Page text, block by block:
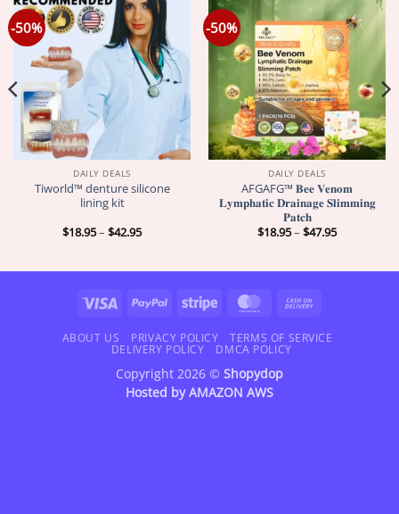
-50%
DAILY DEALS
Tiworld™ denture silicone
lining kit
$18.95– $42.95Price
$42.95
-50%
DAILY DEALS
AFGAFG™ 𝐁𝐞𝐞 𝐕𝐞𝐧𝐨𝐦
𝐋𝐲𝐦𝐩𝐡𝐚𝐭𝐢𝐜 𝐃𝐫𝐚𝐢𝐧𝐚𝐠𝐞 𝐒𝐥𝐢𝐦𝐦𝐢𝐧𝐠
𝐏𝐚𝐭𝐜𝐡
$18.95– $47.95Price
$47.95
Visa PayPal Stripe MasterCard
Delivery
ABOUT US PRIVACY POLICY
TERMS OF SERVICE
DELIVERY POLICY
DMCA POLICY
Copyright 2026 © Shopydop
Hosted byAMAZON AWS